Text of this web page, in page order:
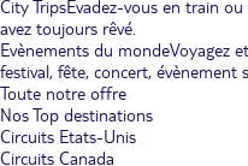
City TripsEvadez-vous en train
avez toujours rêvé.
Evènements du mondeVoyagez
festival, fête, concert, évènement
Toute notre offre
Nos Top destinations
Circuits Etats-Unis
Circuits Canada